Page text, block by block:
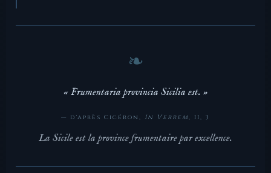
« Frumentaria provincia Sicilia est. »
— d'après Cicéron, In Verrem, II, 3
La Sicile est la province frumentaire par excellence.